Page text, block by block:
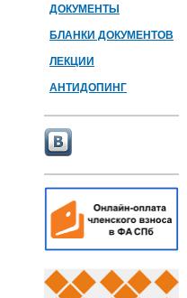
ДОКУМЕНТЫ
БЛАНКИ ДОКУМЕНТОВ
ЛЕКЦИИ
АНТИДОПИНГ